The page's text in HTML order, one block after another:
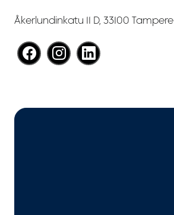
Åkerlundinkatu 11 D, 33100 Tampere